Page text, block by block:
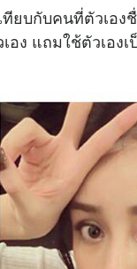
ทียบกับคนที่ตัวเอ
ง แถมใช้ตัวเอง